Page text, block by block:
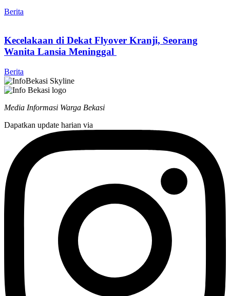
Berita
Kecelakaan di Dekat Flyover Kranji, Seorang
Wanita Lansia Meninggal
Berita
Media Informasi Warga Bekasi
Dapatkan update harian via